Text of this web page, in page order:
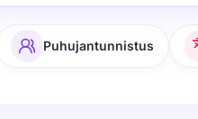
Puhujantunnistus